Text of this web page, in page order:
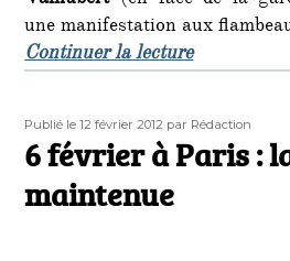
une manifestation aux
Continuer la lecturede « 50
Publié
Publié le 12 février 2012 Auteur
par Rédaction
6 février à Paris :
maintenue